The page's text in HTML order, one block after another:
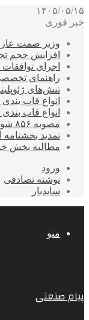
۱۴۰۵/۰۵/۱۵
خبر فوری
وزیر صمت
افزایش حجم تجارت
اجرای
راهنمای
تنش‌های
انواع قاب
انواع قاب
مصوبه ۸۵۶ شورای رقابت؛ این جاده یک‌طرفه است
تمدید بخشنامه
مطالبه بخش
ورود
نوشته تصادفی
سایدبار
منو
پیام صنعتی